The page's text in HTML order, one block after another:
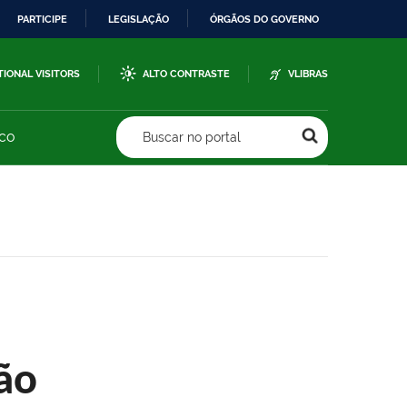
PARTICIPE LEGISLAÇÃO ÓRGÃOS DO GOVERNO
VISITORS ALTO CONTRASTE VLIBRAS
Buscar no portal